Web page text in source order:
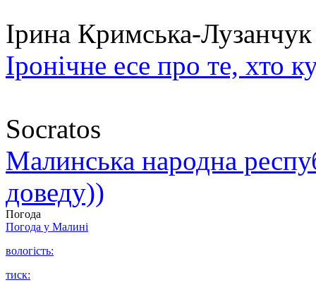
Ірина Кримська-Лузанчук
Іронічне есе про те, хто
Socratos
Малинська народна
доведу))
Погода
Погода у Малині
вологість:
тиск: